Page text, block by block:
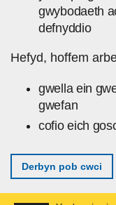
gwybodaeth
defnyddio
Hefyd, hoffem
gwella ein
gwefan
cofio eich
Derbyn pob cwci